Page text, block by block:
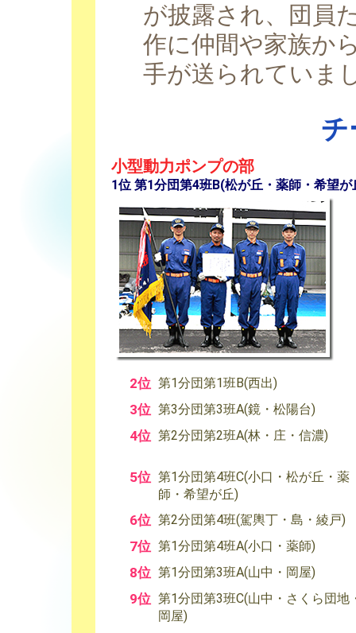
が披露され、団員
作に仲間や家族か
手が送られていま
チ
小型動力ポンプの部
1位 第1分団第4班B(松が丘・薬師・希望が
2位 第1分団第1班B(西出)
3位 第3分団第3班A(鏡・松陽台)
4位 第2分団第2班A(林・庄・信濃)
5位 第1分団第4班C(小口・松が丘・薬
師・希望が丘)
6位 第2分団第4班(駕輿丁・島・綾戸)
7位 第1分団第4班A(小口・薬師)
8位 第1分団第3班A(山中・岡屋)
9位 第1分団第3班C(山中・さくら団地
岡屋)